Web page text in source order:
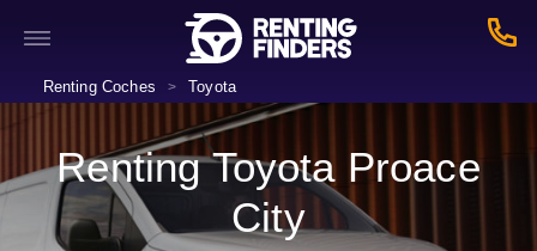
Renting Coches > Toyota
Renting Toyota Proace
City